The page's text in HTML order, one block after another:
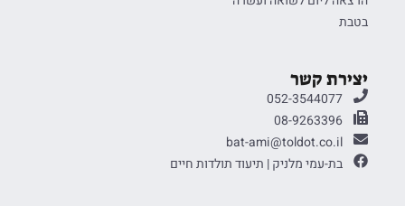
בטבת
יצירת קשר
052-3544077
08-9263396
bat-ami@toldot.co.il
בת-עמי מלניק | תיעוד תולדות חיים